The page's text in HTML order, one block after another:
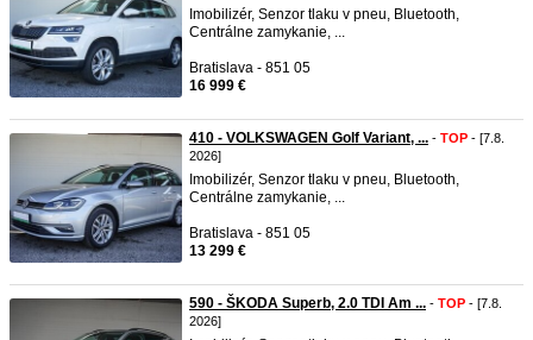
Imobilizér, Senzor tlaku v pneu, Bluetooth,
Centrálne zamykanie, ...
Bratislava - 851 05
16 999 €
410 - VOLKSWAGEN Golf Variant, ... - TOP - [7.8.
2026]
Imobilizér, Senzor tlaku v pneu, Bluetooth,
Centrálne zamykanie, ...
Bratislava - 851 05
13 299 €
590 - ŠKODA Superb, 2.0 TDI Am ... - TOP - [7.8.
2026]